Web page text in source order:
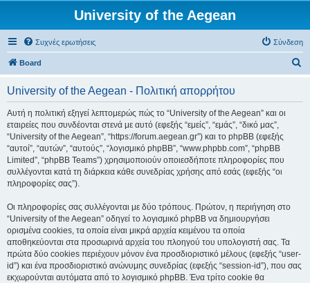
University of the Aegean
Συχνές ερωτήσεις Σύνδεση
Board
University of the Aegean - Πολιτική απορρήτου
Αυτή η πολιτική εξηγεί λεπτομερώς πώς το “University of the Aegean” και οι
εταιρείες που συνδέονται στενά με αυτό (εφεξής “εμείς”, “εμάς”, “δικό μας”,
“University of the Aegean”, “https://forum.aegean.gr”) και το phpBB (εφεξής
“αυτοί”, “αυτών”, “αυτούς”, “λογισμικό phpBB”, “www.phpbb.com”, “phpBB
Limited”, “phpBB Teams”) χρησιμοποιούν οποιεσδήποτε πληροφορίες που
συλλέγονται κατά τη διάρκεια κάθε συνεδρίας χρήσης από εσάς (εφεξής “οι
πληροφορίες σας”).
Οι πληροφορίες σας συλλέγονται με δύο τρόπους. Πρώτον, η περιήγηση στο
“University of the Aegean” οδηγεί το λογισμικό phpBB να δημιουργήσει
ορισμένα cookies, τα οποία είναι μικρά αρχεία κειμένου τα οποία
αποθηκεύονται στα προσωρινά αρχεία του πλοηγού του υπολογιστή σας. Τα
πρώτα δύο cookies περιέχουν μόνον ένα προσδιοριστικό μέλους (εφεξής “user-
id”) και ένα προσδιοριστικό ανώνυμης συνεδρίας (εφεξής “session-id”), που σας
εκχωρούνται αυτόματα από το λογισμικό phpBB. Ένα τρίτο cookie θα